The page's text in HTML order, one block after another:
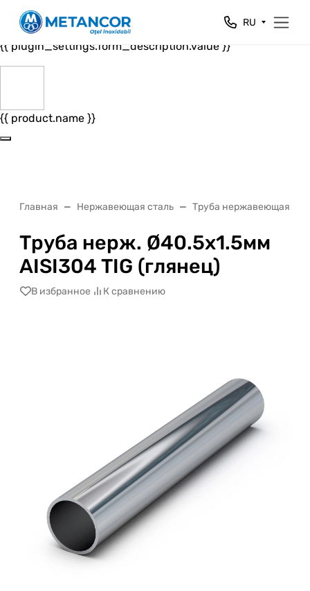
Close
{{ plugin_settings.form_header.value }}
{{ plugin_settings.form_description.value }}
{{ product.name }}
RU
Главная Нержавеющая сталь Труба нержавеющая
Труба нерж. Ø40.5х1.5мм
AISI304 TIG (глянец)
В избранное К сравнению